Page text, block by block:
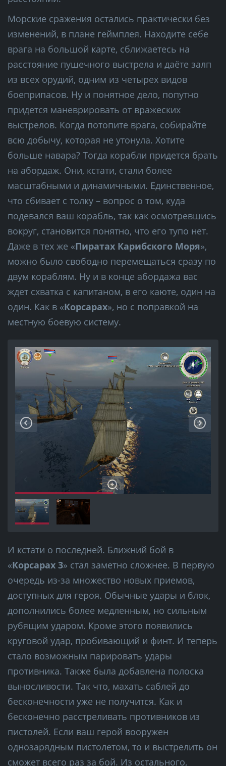
Морские сражения остались практически без
изменений, в плане геймплея. Находите себе
врага на большой карте, сближаетесь на
расстояние пушечного выстрела и даёте залп
из всех орудий, одним из четырех видов
боеприпасов. Ну и понятное дело, попутно
придется маневрировать от вражеских
выстрелов. Когда потопите врага, собирайте
всю добычу, которая не утонула. Хотите
больше навара? Тогда корабли придется брать
на абордаж. Они, кстати, стали более
масштабными и динамичными. Единственное,
что сбивает с толку – вопрос о том, куда
подевался ваш корабль, так как осмотревшись
вокруг, становится понятно, что его тупо нет.
Даже в тех же «Пиратах Карибского Моря»,
можно было свободно перемещаться сразу по
двум кораблям. Ну и в конце абордажа вас
ждет схватка с капитаном, в его каюте, один на
один. Как в «Корсарах», но с поправкой на
местную боевую систему.
И кстати о последней. Ближний бой в
«Корсарах 3» стал заметно сложнее. В первую
очередь из-за множество новых приемов,
доступных для героя. Обычные удары и блок,
дополнились более медленным, но сильным
рубящим ударом. Кроме этого появились
круговой удар, пробивающий и финт. И теперь
стало возможным парировать удары
противника. Также была добавлена полоска
выносливости. Так что, махать саблей до
бесконечности уже не получится. Как и
бесконечно расстреливать противников из
пистолей. Если ваш герой вооружен
однозарядным пистолетом, то и выстрелить он
сможет всего раз за бой. Из остального,